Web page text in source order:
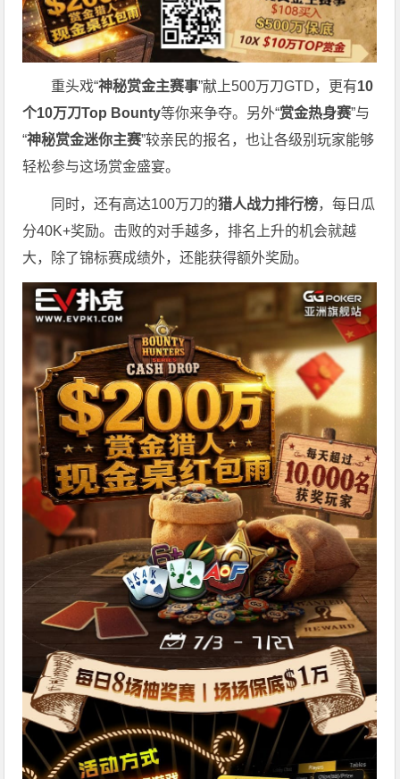
重头戏“神秘赏金主赛事”献上500万刀GTD，更有10
个10万刀Top Bounty等你来争夺。另外“赏金热身赛”与
“神秘赏金迷你主赛”较亲民的报名，也让各级别玩家能够
轻松参与这场赏金盛宴。
同时，还有高达100万刀的猎人战力排行榜，每日瓜
分40K+奖励。击败的对手越多，排名上升的机会就越
大，除了锦标赛成绩外，还能获得额外奖励。